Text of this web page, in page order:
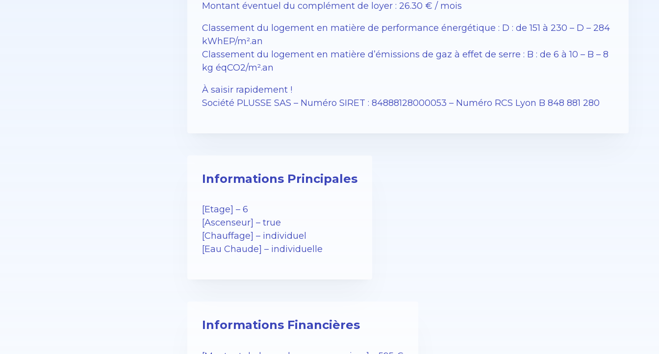
Montant éventuel du complément de loyer : 26.30 € / mois
Classement du logement en matière de performance énergétique : D : de 151 à 230 – D – 284
kWhEP/m².an
Classement du logement en matière d’émissions de gaz à effet de serre : B : de 6 à 10 – B – 8
kg éqCO2/m².an
À saisir rapidement !
Société PLUSSE SAS – ​​Numéro SIRET : 84888128000053 – Numéro RCS Lyon B 848 881 280
Informations Principales
[Etage] – 6
[Ascenseur] – true
[Chauffage] – individuel
[Eau Chaude] – individuelle
Informations Financières